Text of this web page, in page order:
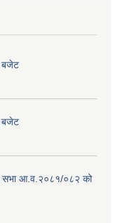
बजेट
बजेट
सभा आ.व.२०८१/०८२ को